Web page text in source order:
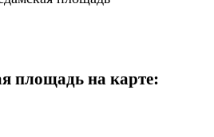
площадь на карте: